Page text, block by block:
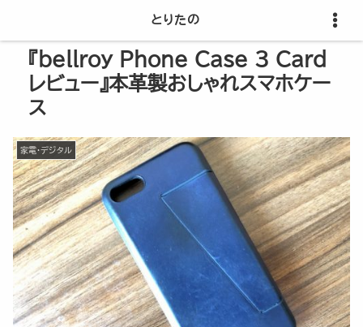
『bellroy Phone Case 3 Card
レビュー』本革製おしゃれスマホケー
ス
家電・デジタル
とりたの